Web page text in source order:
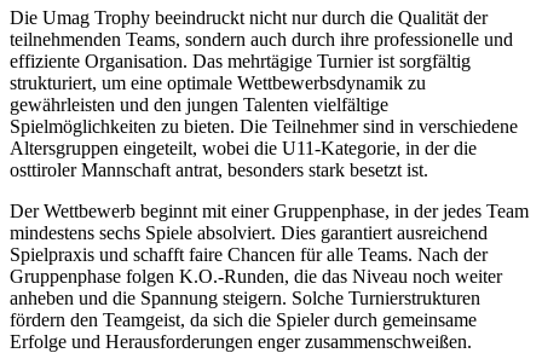
Die Umag Trophy beeindruckt nicht nur durch die Qualität der
teilnehmenden Teams, sondern auch durch ihre professionelle und
effiziente Organisation. Das mehrtägige Turnier ist sorgfältig
strukturiert, um eine optimale Wettbewerbsdynamik zu
gewährleisten und den jungen Talenten vielfältige
Spielmöglichkeiten zu bieten. Die Teilnehmer sind in verschiedene
Altersgruppen eingeteilt, wobei die U11-Kategorie, in der die
osttiroler Mannschaft antrat, besonders stark besetzt ist.
Der Wettbewerb beginnt mit einer Gruppenphase, in der jedes Team
mindestens sechs Spiele absolviert. Dies garantiert ausreichend
Spielpraxis und schafft faire Chancen für alle Teams. Nach der
Gruppenphase folgen K.O.-Runden, die das Niveau noch weiter
anheben und die Spannung steigern. Solche Turnierstrukturen
fördern den Teamgeist, da sich die Spieler durch gemeinsame
Erfolge und Herausforderungen enger zusammenschweißen.